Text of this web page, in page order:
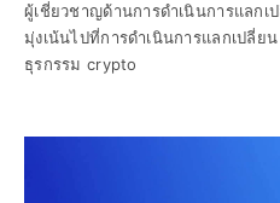
ผู้เชี่ยวชาญด้านการดำเนินการแลก
มุ่งเน้นไปที่การดำเนินการแลกเปลี่
ธุรกรรม crypto